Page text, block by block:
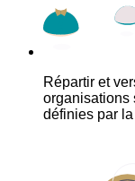
Répartir et
organisations
définies par